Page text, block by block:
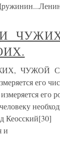
ЧУЖОЙ
его
и